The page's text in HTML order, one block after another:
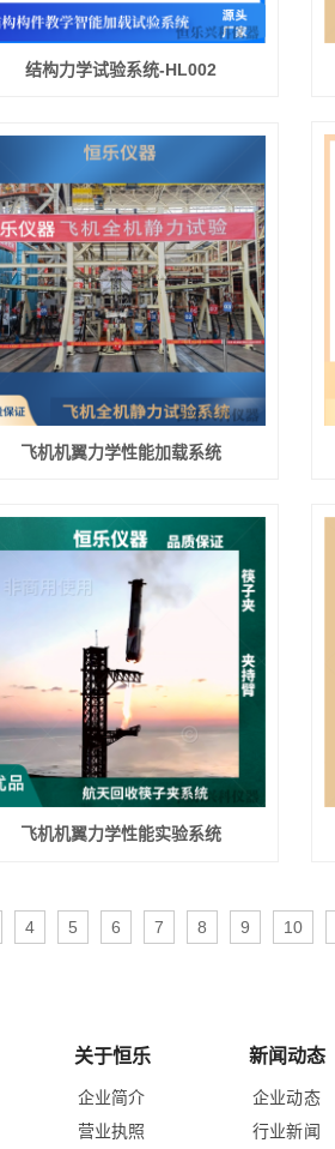
结构力学试验系统-HL002
飞机机翼力学性能加载系统
飞机机翼力学性能实验系统
4 5 6 7 8 9 10
关于恒乐
企业简介
营业执照
新闻动态
企业动态
行业新闻